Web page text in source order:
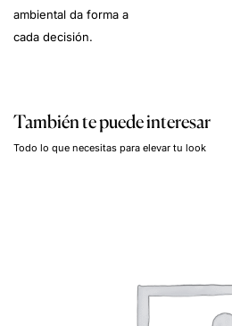
ambiental da forma a
cada decisión.
También te puede interesar
Todo lo que necesitas para elevar tu look